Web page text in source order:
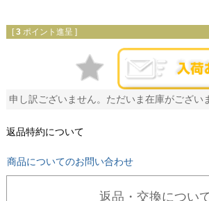
[ 3 ポイント進呈 ]
申し訳ございません。ただいま在庫がござい
返品特約について
商品についてのお問い合わせ
返品・交換につい